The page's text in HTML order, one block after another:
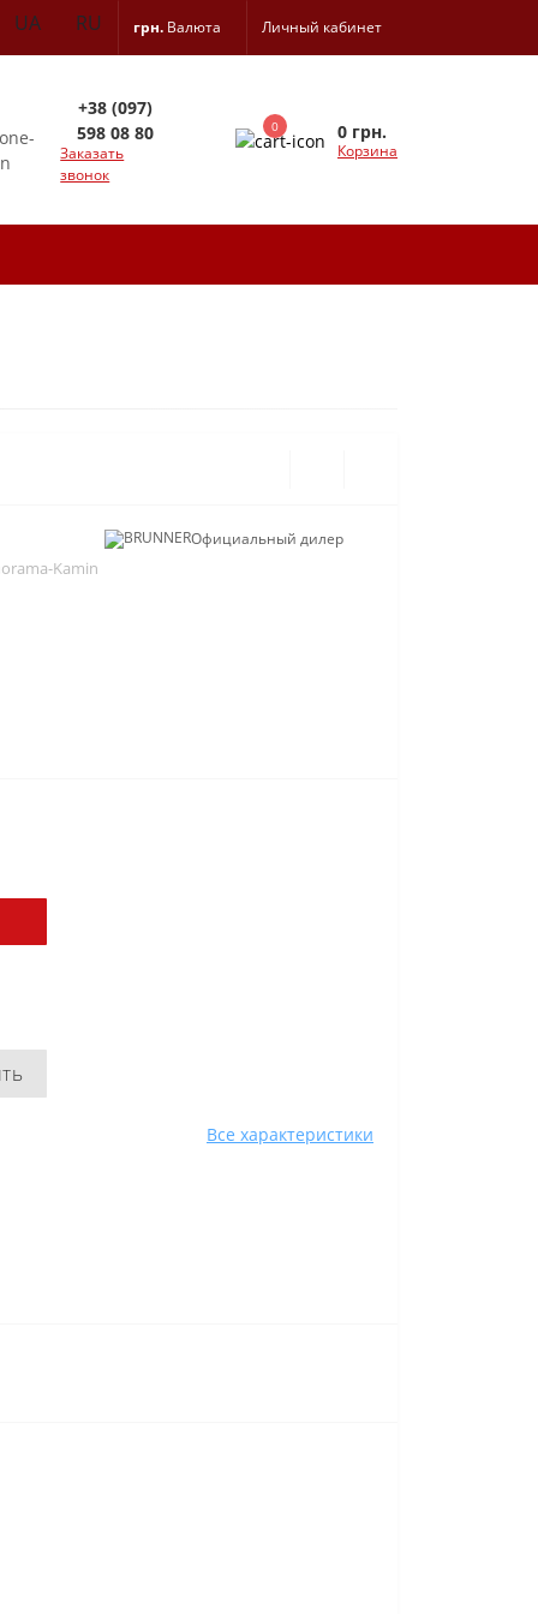
UA RU грн. Валюта Личный кабинет
+38 (097)
598 08 80
Заказать
звонок
0 0 грн.
Корзина
Kamin
Официальный дилер
Все характеристики